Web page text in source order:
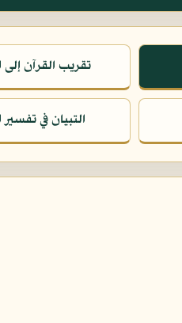
تقريب القرآن إلى
التبيان في تفسير